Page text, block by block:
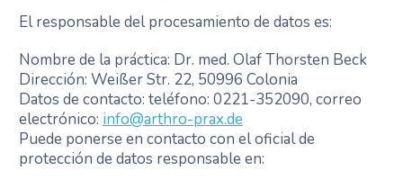
El responsable del procesamiento de datos es:
Nombre de la práctica: Dr. med. Olaf Thorsten Beck
Dirección: Weißer Str. 22, 50996 Colonia
Datos de contacto: teléfono: 0221-352090, correo
electrónico: info@arthro-prax.de
Puede ponerse en contacto con el oficial de
protección de datos responsable en: